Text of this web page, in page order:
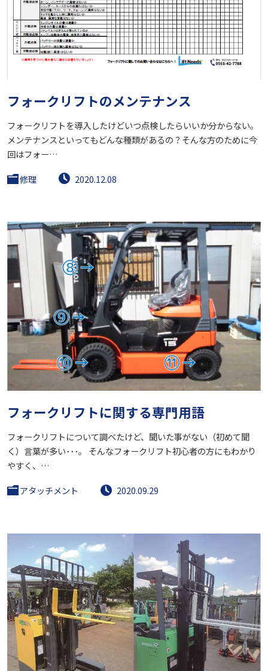
フォークリフトのメンテナンス
フォークリフトを導入したけどいつ点検したらいいか分からない。
メンテナンスといってもどんな種類があるの？そんな方のために今
回はフォー…
修理
2020.12.08
フォークリフトに関する専門用語
フォークリフトについて調べたけど、聞いた事がない（初めて聞
く）言葉が多い･･･。 そんなフォークリフト初心者の方にもわかり
やすく、…
アタッチメント
2020.09.29